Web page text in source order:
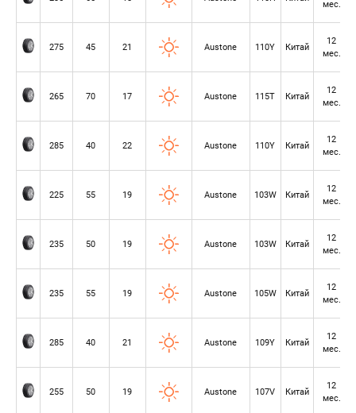
мес.
275 45 21 Austone 110Y Китай
12
мес.
265 70 17 Austone 115T Китай
12
мес.
285 40 22 Austone 110Y Китай
12
мес.
225 55 19 Austone 103W Китай
12
мес.
235 50 19 Austone 103W Китай
12
мес.
235 55 19 Austone 105W Китай
12
мес.
285 40 21 Austone 109Y Китай
12
мес.
255 50 19 Austone 107V Китай
12
мес.